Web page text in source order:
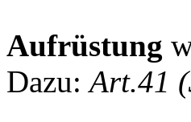
Aufrüstung
Dazu:Art.41